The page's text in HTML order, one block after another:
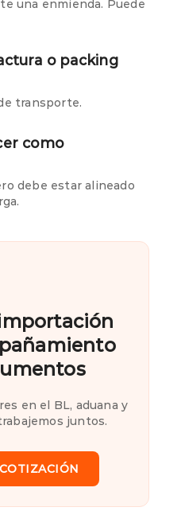
una enmienda. Puede
o packing
transporte.
como
debe estar alineado
en el BL, aduana y
juntos.